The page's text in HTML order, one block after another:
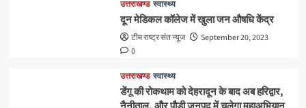
उत्तराखण्ड स्वास्थ्य
दून मेडिकल कॉलेज में खुला जन औषधि केंद्र
टीम राष्ट्र संत न्यूज
September 20, 2023
0
उत्तराखण्ड स्वास्थ्य
डेंगू की रोकथाम को देहरादून के बाद अब हरिद्वार,